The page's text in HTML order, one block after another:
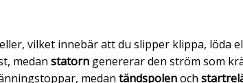
vilket innebär att du slipper klippa, löda
medan statorngenererar den ström som
medan tändspolenoch